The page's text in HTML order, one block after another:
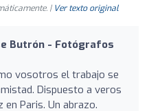
| Ver texto original
Butrón - Fotógrafos
vosotros el trabajo se
Dispuesto a veros
en Paris. Un abrazo.